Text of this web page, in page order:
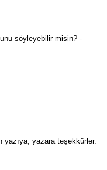
söyleyebilir misin? -
yazıya, yazara teşekkürler.